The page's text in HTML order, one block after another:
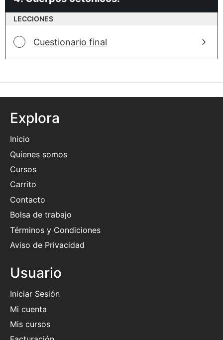
LECCIONES
Cuestionario final
Explora
Inicio
Quienes somos
Cursos
Carrito
Contacto
Bolsa de trabajo
Términos y Condiciones
Aviso de Privacidad
Usuario
Iniciar Sesión
Mi cuenta
Mis cursos